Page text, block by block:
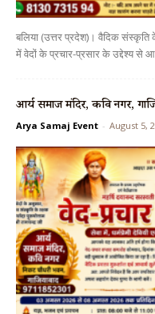
बलिया (उत्तर प्रदेश)। वैदिक संस्कृति
में वेदों के प्रचार-प्रसार के उद्देश्य से
आर्य समाज मंदिर, कवि नगर,
Arya Samaj Event - August 5,